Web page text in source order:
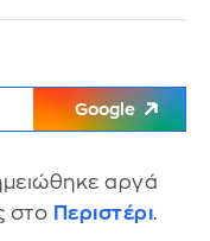
Google
αργά
στο Περιστέρι.